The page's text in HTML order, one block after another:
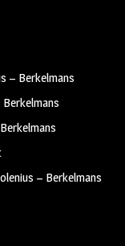
– Berkelmans
Berkelmans
– Berkelmans